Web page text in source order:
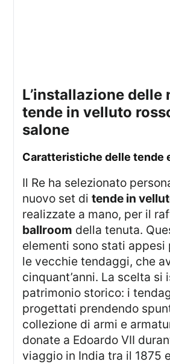
l’installazione delle nuove
tende in velluto
salone
caratteristiche delle tende
Il Re ha selezionato personalmente un
nuovo set ditende in
realizzate a mano, per il
ballroom della tenuta.
elementi sono stati appesi
le vecchie tendaggi, che
cinquant’anni. La scelta si
patrimonio storico: i
progettati prendendo
collezione di armi e
donate a Edoardo VII
viaggio in India tra il 1875